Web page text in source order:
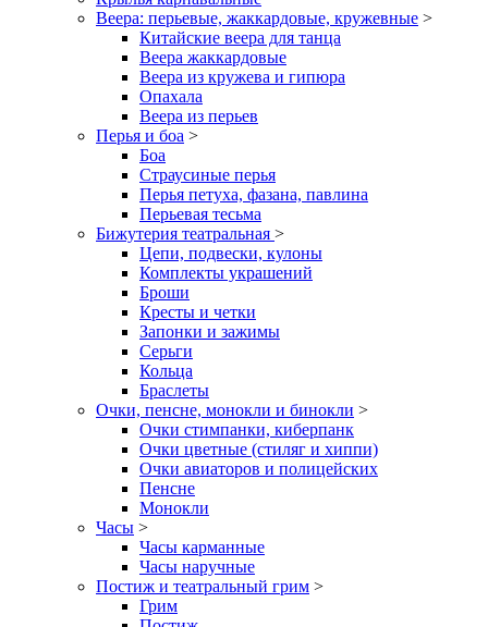
Веера: перьевые, жаккардовые, кружевные >
Китайские веера для танца
Веера жаккардовые
Веера из кружева и гипюра
Опахала
Веера из перьев
Перья и боа >
Боа
Страусиные перья
Перья петуха, фазана, павлина
Перьевая тесьма
Бижутерия театральная >
Цепи, подвески, кулоны
Комплекты украшений
Броши
Кресты и четки
Запонки и зажимы
Серьги
Кольца
Браслеты
Очки, пенсне, монокли и бинокли >
Очки стимпанки, киберпанк
Очки цветные (стиляг и хиппи)
Очки авиаторов и полицейских
Пенсне
Монокли
Часы >
Часы карманные
Часы наручные
Постиж и театральный грим >
Грим